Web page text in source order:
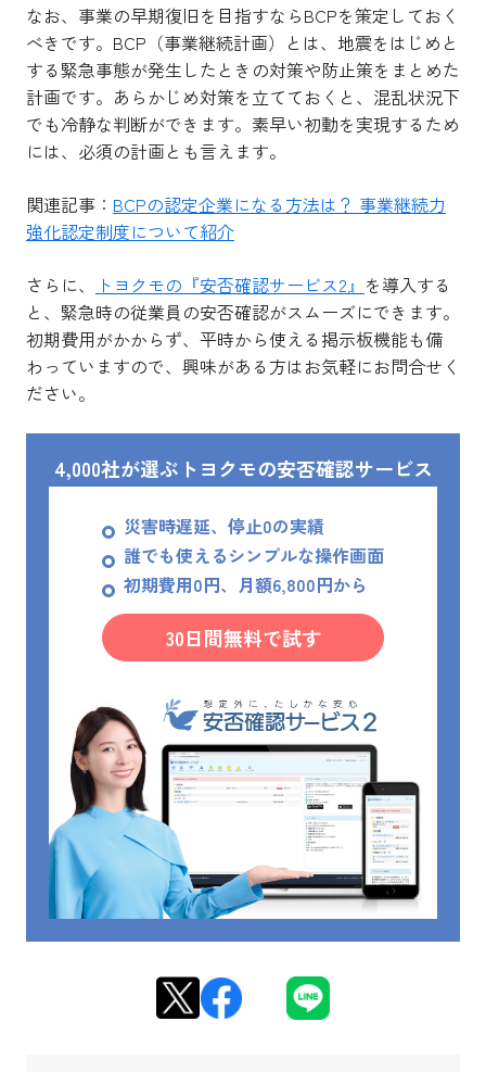
なお、事業の早期復旧を目指すならBCPを策定しておく
べきです。BCP（事業継続計画）とは、地震をはじめと
する緊急事態が発生したときの対策や防止策をまとめた
計画です。あらかじめ対策を立てておくと、混乱状況下
でも冷静な判断ができます。素早い初動を実現するため
には、必須の計画とも言えます。
関連記事： BCPの認定企業になる方法は？ 事業継続力
強化認定制度について紹介
さらに、 トヨクモの『安否確認サービス2』 を導入する
と、緊急時の従業員の安否確認がスムーズにできます。
初期費用がかからず、平時から使える掲示板機能も備
わっていますので、興味がある方はお気軽にお問合せく
ださい。
4,000社が選ぶトヨクモの安否確認サービス
災害時遅延、停止0の実績
誰でも使えるシンプルな操作画面
初期費用0円、月額6,800円から
30日間無料で試す